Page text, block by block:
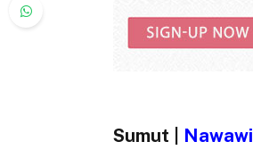
Sumut | Nawawi